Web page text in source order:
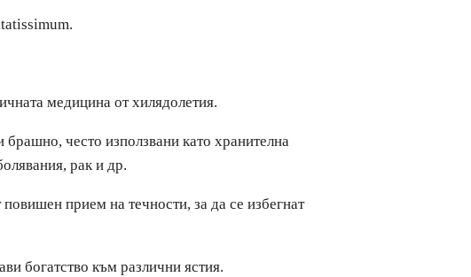
медицина от хилядолетия.
често използвани като хранителна
рак и др.
прием на течности, за да се избегнат
богатство към различни ястия.